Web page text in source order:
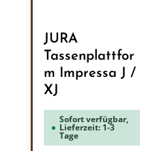
JURA
Tassenplattfor
m Impressa J /
XJ
Sofort verfügbar,
Lieferzeit: 1-3
Tage